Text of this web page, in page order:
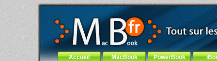
MacBook-fr.com : 100% Apple... 100% nomade !
Aller au contenu-Aller au menu général-Aller au menu de
Menu général
Accueil MacBook PowerBook